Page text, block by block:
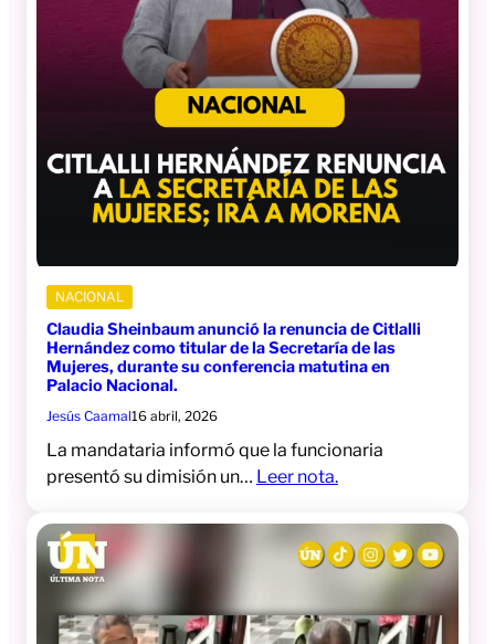
NACIONAL
Claudia Sheinbaum anunció la renuncia de Citlalli
Hernández como titular de la Secretaría de las
Mujeres, durante su conferencia matutina en
Palacio Nacional.
Jesús Caamal16 abril, 2026
La mandataria informó que la funcionaria
presentó su dimisión un… Leer nota.